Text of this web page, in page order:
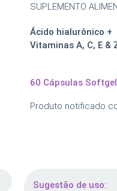
SUPLEMENTO
Ácido hialurônico +
Vitaminas A, C, E &
60 Cápsulas Softgel
Produto notificado
Sugestão de uso: